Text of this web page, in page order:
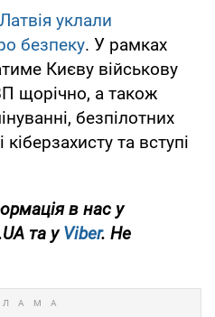
уклали
безпеку. У рамках
Києву військову
щорічно, а також
безпілотних
кіберзахисту та вступі
в нас у
та уViber. Не